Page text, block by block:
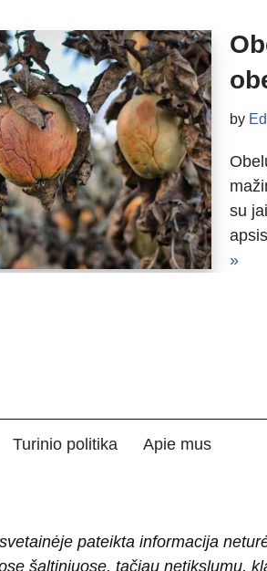
by
su
»
Turinio politika Apie mus
pateikta informacija
šaltiniuose, tačiau netikslumų,